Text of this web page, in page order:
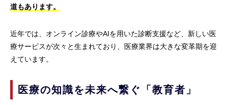
道もあります。
近年では、オンライン診療やAIを用いた診断支援など、新しい医
療サービスが次々と生まれており、医療業界は大きな変革期を迎
えています。
医療の知識を未来へ繋ぐ「教育者」